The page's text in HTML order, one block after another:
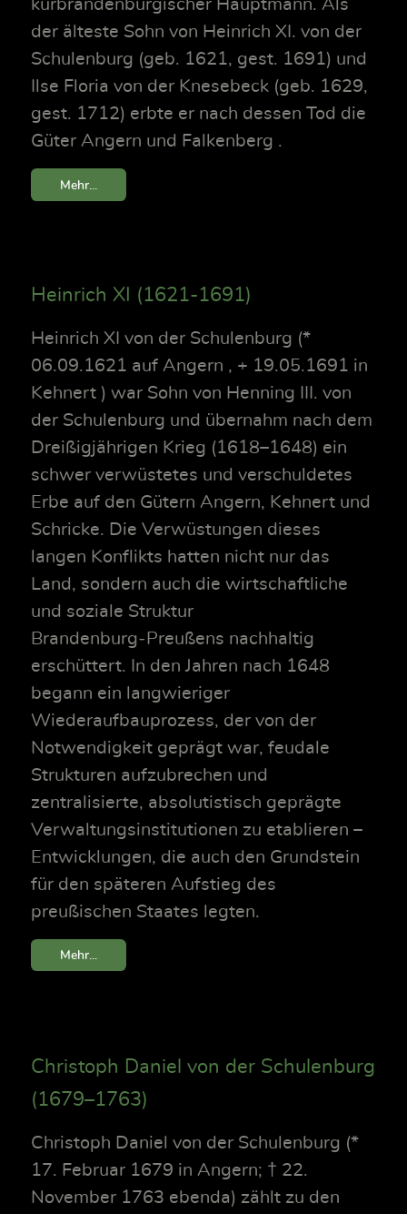
kurbrandenburgischer Hauptmann. Als
der älteste Sohn von Heinrich XI. von der
Schulenburg (geb. 1621, gest. 1691) und
Ilse Floria von der Knesebeck (geb. 1629,
gest. 1712) erbte er nach dessen Tod die
Güter Angern und Falkenberg .
Mehr...
Heinrich XI (1621-1691)
Heinrich XI von der Schulenburg (*
06.09.1621 auf Angern , + 19.05.1691 in
Kehnert ) war Sohn von Henning III. von
der Schulenburg und übernahm nach dem
Dreißigjährigen Krieg (1618–1648) ein
schwer verwüstetes und verschuldetes
Erbe auf den Gütern Angern, Kehnert und
Schricke. Die Verwüstungen dieses
langen Konflikts hatten nicht nur das
Land, sondern auch die wirtschaftliche
und soziale Struktur
Brandenburg‑Preußens nachhaltig
erschüttert. In den Jahren nach 1648
begann ein langwieriger
Wiederaufbauprozess, der von der
Notwendigkeit geprägt war, feudale
Strukturen aufzubrechen und
zentralisierte, absolutistisch geprägte
Verwaltungsinstitutionen zu etablieren –
Entwicklungen, die auch den Grundstein
für den späteren Aufstieg des
preußischen Staates legten.
Mehr...
Christoph Daniel von der Schulenburg
(1679–1763)
Christoph Daniel von der Schulenburg (*
17. Februar 1679 in Angern; † 22.
November 1763 ebenda) zählt zu den